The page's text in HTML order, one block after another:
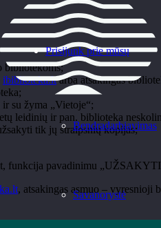
Prisijunk prie mūsų
Bendradarbiavimas
Savanorystė
bibliotekoms;
ibiblioteka.ltarba atsakingas
su žyma „Vietoje“;
leidinių ir pan. biblioteka
tik jų straipsnių kopijas;
funkcija pavadinimu
, atsakingas asmuo – vyresnioji